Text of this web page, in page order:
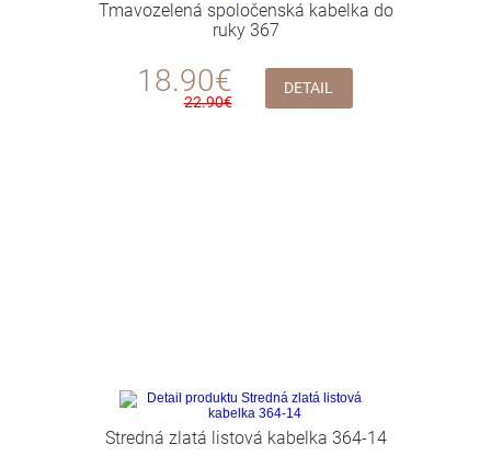
Tmavozelená spoločenská kabelka do
ruky 367
18.90€
22.90€
DETAIL
Stredná zlatá listová kabelka 364-14